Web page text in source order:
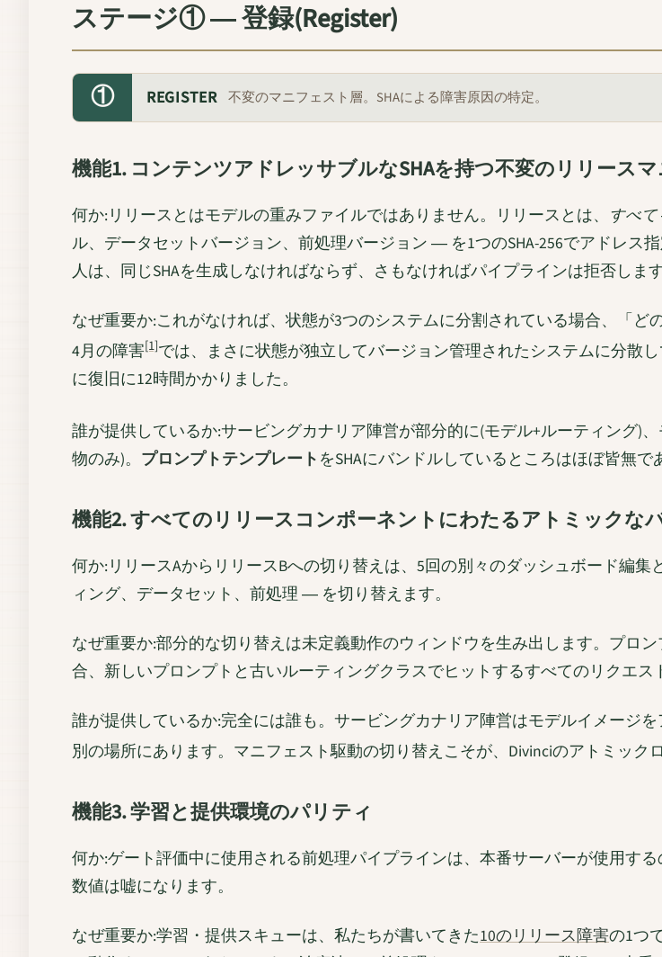
ステージ① ― 登録(Register)
① REGISTER 不変のマニフェスト層。SHAによる障害原因の特定。
機能1. コンテンツアドレッサブルなSHAを持つ不変のリリース
何か:リリースとはモデルの重みファイルではありません。リリースとは、 すべて
ル、データセットバージョン、前処理バージョン ― を1つのSHA-256でアドレス
人は、同じSHAを生成しなければならず、さもなければパイプラインは拒否します
なぜ重要か:これがなければ、状態が3つのシステムに分割されている場合、「ど
4月の障害[1]では、まさに状態が独立してバージョン管理されたシステムに分散
に復旧に12時間かかりました。
誰が提供しているか:サービングカナリア陣営が部分的に(モデル+ルーティング)、
物のみ)。 プロンプトテンプレート をSHAにバンドルしているところはほぼ皆無
機能2. すべてのリリースコンポーネントにわたるアトミックな
何か:リリースAからリリースBへの切り替えは、5回の別々のダッシュボード編集
ィング、データセット、前処理 ― を切り替えます。
なぜ重要か:部分的な切り替えは未定義動作のウィンドウを生み出します。プロ
合、新しいプロンプトと古いルーティングクラスでヒットするすべてのリクエス
誰が提供しているか:完全には誰も。サービングカナリア陣営はモデルイメージ
別の場所にあります。マニフェスト駆動の切り替えこそが、Divinciのアトミック
機能3. 学習と提供環境のパリティ
何か:ゲート評価中に使用される前処理パイプラインは、本番サーバーが使用する
数値は嘘になります。
なぜ重要か:学習・提供スキューは、私たちが書いてきた10のリリース障害の1つ